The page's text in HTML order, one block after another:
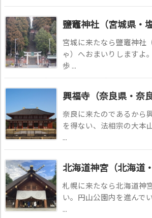
鹽竈神社（宮城県・
宮城に来たなら鹽竈神社
ゃ）へおまいりしますよ
歩 ...
興福寺（奈良県・奈良
奈良に来たのであるから
を得ない、法相宗の大本
...
北海道神宮（北海道
札幌に来たなら北海道神
い。円山公園内を進んで
...